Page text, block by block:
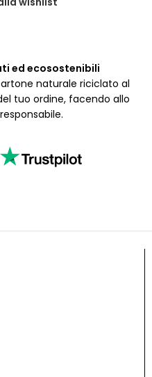
ed ecosostenibili
naturale riciclato al
tuo ordine, facendo allo